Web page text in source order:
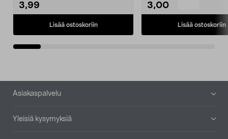
3,99
Lisää ostoskoriin
3,00
Lisää ostoskoriin
Alatunniste
Asiakaspalvelu
Yleisiä kysymyksiä